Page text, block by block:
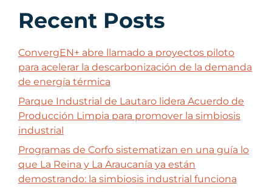
Recent Posts
ConvergEN+ abre llamado a proyectos piloto
para acelerar la descarbonización de la demanda
de energía térmica
Parque Industrial de Lautaro lidera Acuerdo de
Producción Limpia para promover la simbiosis
industrial
Programas de Corfo sistematizan en una guía lo
que La Reina y La Araucanía ya están
demostrando: la simbiosis industrial funciona